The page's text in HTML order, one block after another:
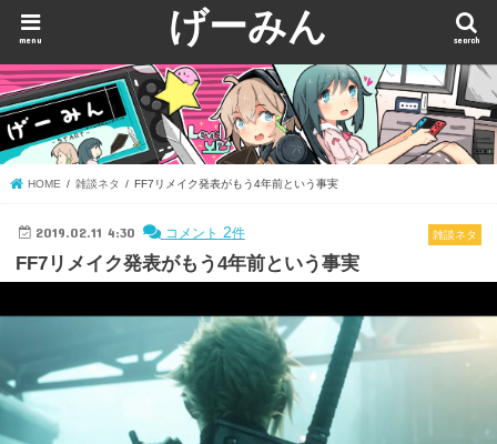
げーみん search
menu
HOME 雑談ネタ FF7リメイク発表がもう4年前という事実
雑談ネタ
2019.02.11 4:30 コメント 2件
FF7リメイク発表がもう4年前という事実